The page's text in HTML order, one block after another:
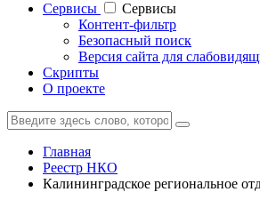
Cервисы
Cервисы
Контент-фильтр
Безопасный поиск
Версия сайта для
Скрипты
О проекте
Главная
Реестр НКО
Калининградское региональное